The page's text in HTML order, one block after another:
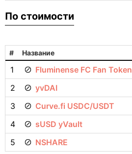
По стоимости
# Название
1 Fluminense FC Fan Token
2
yvDAI
3
Curve.fi USDC/USDT
4
sUSD yVault
5
NSHARE